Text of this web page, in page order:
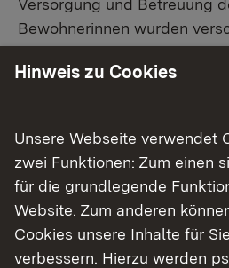
Versorgung und Betreuung
Bewohnerinnen wurden
Dienstleistungsfirmen
unabhängige Sozial- und
Themenübersicht
Hinweis zu Cookies
Unsere Webseite verwendet
zwei Funktionen: Zum einen
für die grundlegende
Website. Zum anderen
Cookies unsere Inhalte für
verbessern. Hierzu werden